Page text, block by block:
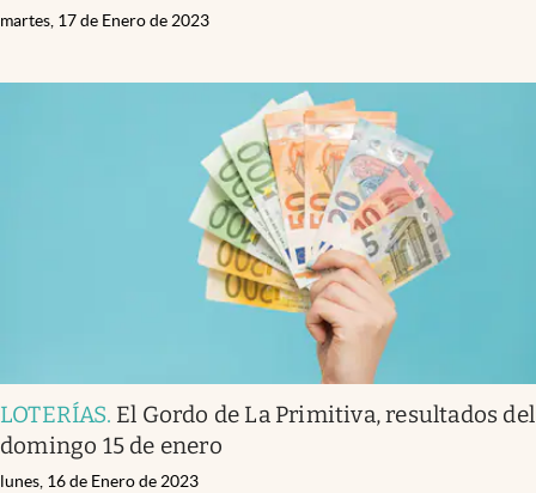
martes, 17 de Enero de 2023
LOTERÍAS. El Gordo de La Primitiva, resultados del
domingo 15 de enero
lunes, 16 de Enero de 2023